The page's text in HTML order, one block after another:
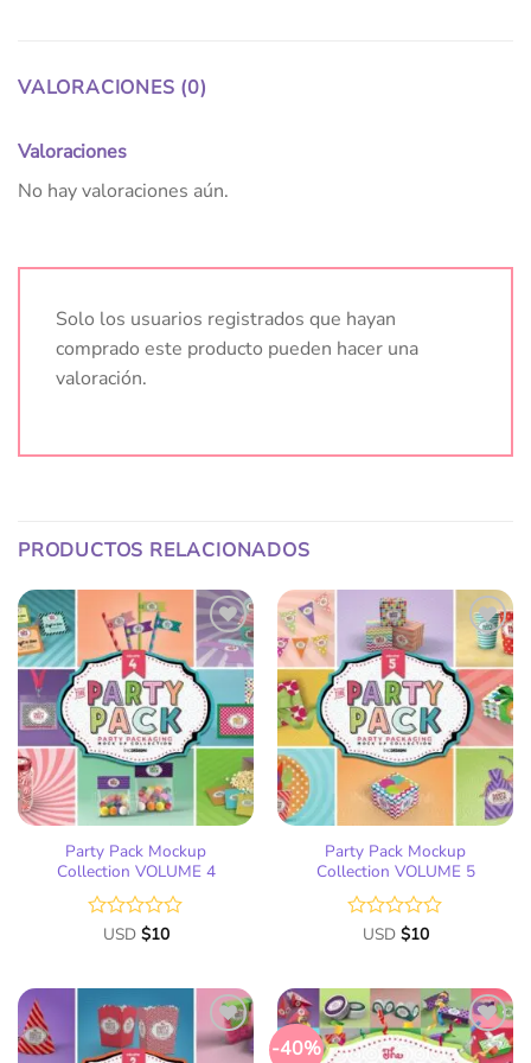
VALORACIONES (0)
Valoraciones
No hay valoraciones aún.
Solo los usuarios registrados que hayan
comprado este producto pueden hacer una
valoración.
PRODUCTOS RELACIONADOS
Añadir
a la
lista
de
deseos
Party Pack Mockup
Collection VOLUME 4
Valorado
de
5
USD $10
Añadir
a la
lista
de
deseos
Party Pack Mockup
Collection VOLUME 5
Valorado
de
5
USD $10
Añadir
-40%
Añadir